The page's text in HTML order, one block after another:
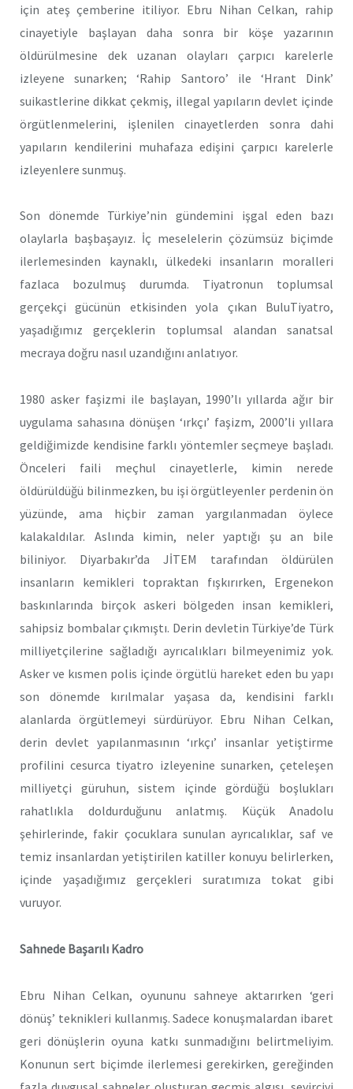
için ateş çemberine itiliyor. Ebru Nihan Celkan, rahip
cinayetiyle başlayan daha sonra bir köşe yazarının
öldürülmesine dek uzanan olayları çarpıcı karelerle
izleyene sunarken; ‘Rahip Santoro’ ile ‘Hrant Dink’
suikastlerine dikkat çekmiş, illegal yapıların devlet içinde
örgütlenmelerini, işlenilen cinayetlerden sonra dahi
yapıların kendilerini muhafaza edişini çarpıcı karelerle
izleyenlere sunmuş.
Son dönemde Türkiye’nin gündemini işgal eden bazı
olaylarla başbaşayız. İç meselelerin çözümsüz biçimde
ilerlemesinden kaynaklı, ülkedeki insanların moralleri
fazlaca bozulmuş durumda. Tiyatronun toplumsal
gerçekçi gücünün etkisinden yola çıkan BuluTiyatro,
yaşadığımız gerçeklerin toplumsal alandan sanatsal
mecraya doğru nasıl uzandığını anlatıyor.
1980 asker faşizmi ile başlayan, 1990’lı yıllarda ağır bir
uygulama sahasına dönüşen ‘ırkçı’ faşizm, 2000’li yıllara
geldiğimizde kendisine farklı yöntemler seçmeye başladı.
Önceleri faili meçhul cinayetlerle, kimin nerede
öldürüldüğü bilinmezken, bu işi örgütleyenler perdenin ön
yüzünde, ama hiçbir zaman yargılanmadan öylece
kalakaldılar. Aslında kimin, neler yaptığı şu an bile
biliniyor. Diyarbakır’da JİTEM tarafından öldürülen
insanların kemikleri topraktan fışkırırken, Ergenekon
baskınlarında birçok askeri bölgeden insan kemikleri,
sahipsiz bombalar çıkmıştı. Derin devletin Türkiye’de Türk
milliyetçilerine sağladığı ayrıcalıkları bilmeyenimiz yok.
Asker ve kısmen polis içinde örgütlü hareket eden bu yapı
son dönemde kırılmalar yaşasa da, kendisini farklı
alanlarda örgütlemeyi sürdürüyor. Ebru Nihan Celkan,
derin devlet yapılanmasının ‘ırkçı’ insanlar yetiştirme
profilini cesurca tiyatro izleyenine sunarken, çeteleşen
milliyetçi güruhun, sistem içinde gördüğü boşlukları
rahatlıkla doldurduğunu anlatmış. Küçük Anadolu
şehirlerinde, fakir çocuklara sunulan ayrıcalıklar, saf ve
temiz insanlardan yetiştirilen katiller konuyu belirlerken,
içinde yaşadığımız gerçekleri suratımıza tokat gibi
vuruyor.
Sahnede Başarılı Kadro
Ebru Nihan Celkan, oyununu sahneye aktarırken ‘geri
dönüş’ teknikleri kullanmış. Sadece konuşmalardan ibaret
geri dönüşlerin oyuna katkı sunmadığını belirtmeliyim.
Konunun sert biçimde ilerlemesi gerekirken, gereğinden